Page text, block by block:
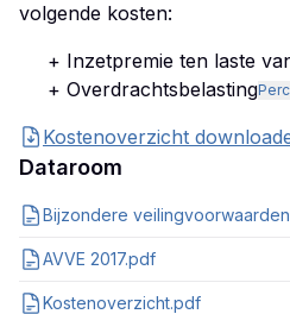
volgende kosten:
+ Inzetpremie ten laste
+ Overdrachtsbelasting
Kostenoverzicht
Dataroom
Bijzondere
AVVE 2017.pdf
Kostenoverzicht.pdf